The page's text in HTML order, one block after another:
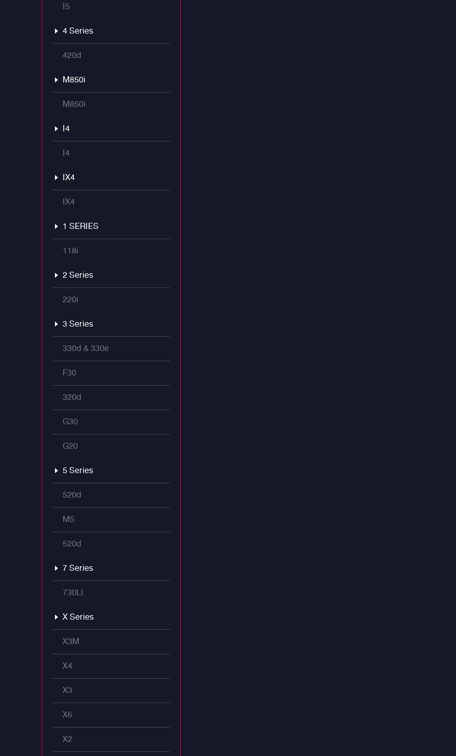
I5
4 Series
420d
M850i
M850i
I4
I4
IX4
IX4
1 SERIES
118i
2 Series
220i
3 Series
330d & 330e
F30
320d
G30
G20
5 Series
520d
M5
520d
7 Series
730LI
X Series
X3M
X4
X3
X6
X2